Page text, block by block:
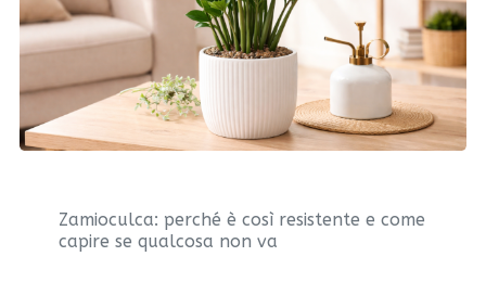
Zamioculca: perché è così resistente e come
capire se qualcosa non va